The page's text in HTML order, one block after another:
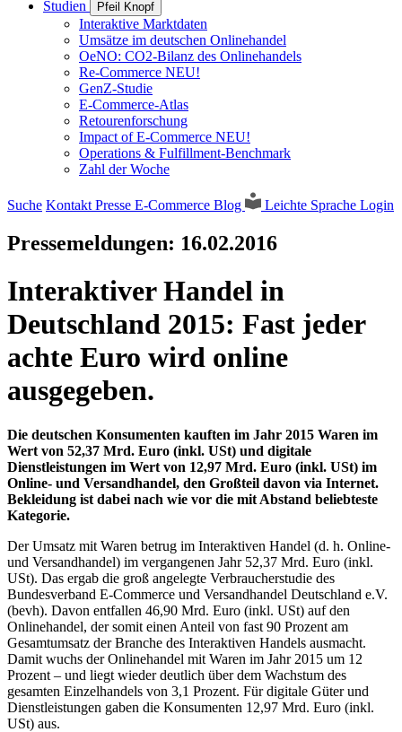
Studien
Pfeil Knopf
Interaktive Marktdaten
Umsätze im deutschen Onlinehandel
OeNO: CO2-Bilanz des Onlinehandels
Re-Commerce NEU!
GenZ-Studie
E-Commerce-Atlas
Retourenforschung
Impact of E-Commerce NEU!
Operations & Fulfillment-Benchmark
Zahl der Woche
Suche Kontakt Presse E-Commerce Blog Leichte Sprache Login
Pressemeldungen: 16.02.2016
Interaktiver Handel in
Deutschland 2015: Fast jeder
achte Euro wird online
ausgegeben.
Die deutschen Konsumenten kauften im Jahr 2015 Waren im
Wert von 52,37 Mrd. Euro (inkl. USt) und digitale
Dienstleistungen im Wert von 12,97 Mrd. Euro (inkl. USt) im
Online- und Versandhandel, den Großteil davon via Internet.
Bekleidung ist dabei nach wie vor die mit Abstand beliebteste
Kategorie.
Der Umsatz mit Waren betrug im Interaktiven Handel (d. h. Online-
und Versandhandel) im vergangenen Jahr 52,37 Mrd. Euro (inkl.
USt). Das ergab die groß angelegte Verbraucherstudie des
Bundesverband E-Commerce und Versandhandel Deutschland e.V.
(bevh). Davon entfallen 46,90 Mrd. Euro (inkl. USt) auf den
Onlinehandel, der somit einen Anteil von fast 90 Prozent am
Gesamtumsatz der Branche des Interaktiven Handels ausmacht.
Damit wuchs der Onlinehandel mit Waren im Jahr 2015 um 12
Prozent – und liegt wieder deutlich über dem Wachstum des
gesamten Einzelhandels von 3,1 Prozent. Für digitale Güter und
Dienstleistungen gaben die Konsumenten 12,97 Mrd. Euro (inkl.
USt) aus.